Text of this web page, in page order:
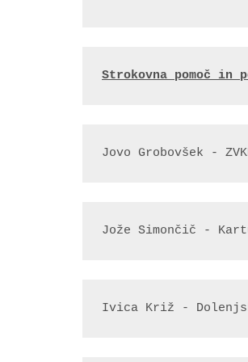
Strokovna pomoč in
Jovo Grobovšek -
Jože Simončič -
Ivica Križ -